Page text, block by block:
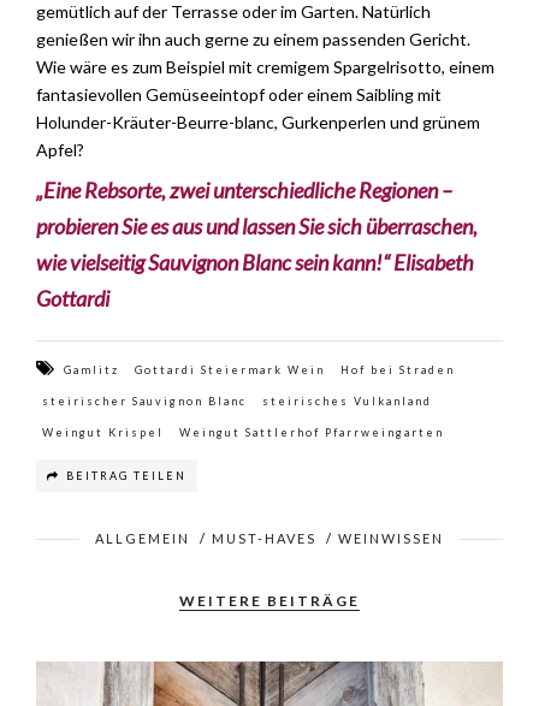
gemütlich auf der Terrasse oder im Garten. Natürlich
genießen wir ihn auch gerne zu einem passenden Gericht.
Wie wäre es zum Beispiel mit cremigem Spargelrisotto, einem
fantasievollen Gemüseeintopf oder einem Saibling mit
Holunder-Kräuter-Beurre-blanc, Gurkenperlen und grünem
Apfel?
„Eine Rebsorte, zwei unterschiedliche Regionen –
probieren Sie es aus und lassen Sie sich überraschen,
wie vielseitig Sauvignon Blanc sein kann!“Elisabeth
Gottardi
Gamlitz Gottardi Steiermark Wein Hof bei Straden
steirischer Sauvignon Blanc steirisches Vulkanland
Weingut Krispel Weingut Sattlerhof Pfarrweingarten
BEITRAG TEILEN
ALLGEMEIN / MUST-HAVES / WEINWISSEN
WEITERE BEITRÄGE